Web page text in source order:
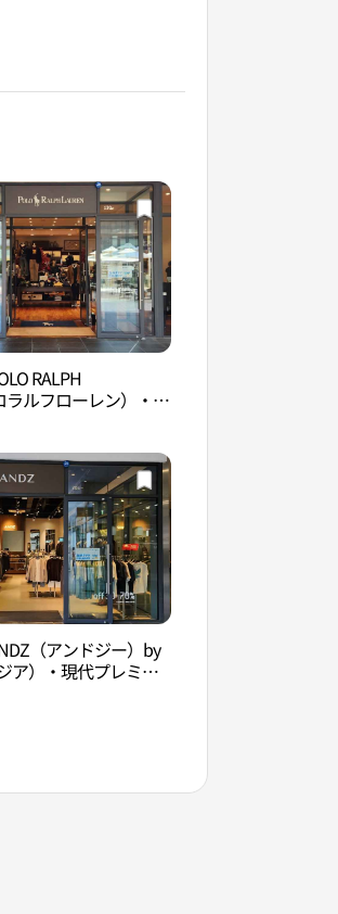
RALPH
ラルフローレン）・現
)
（アンドジー）by
ア）・現代プレミア